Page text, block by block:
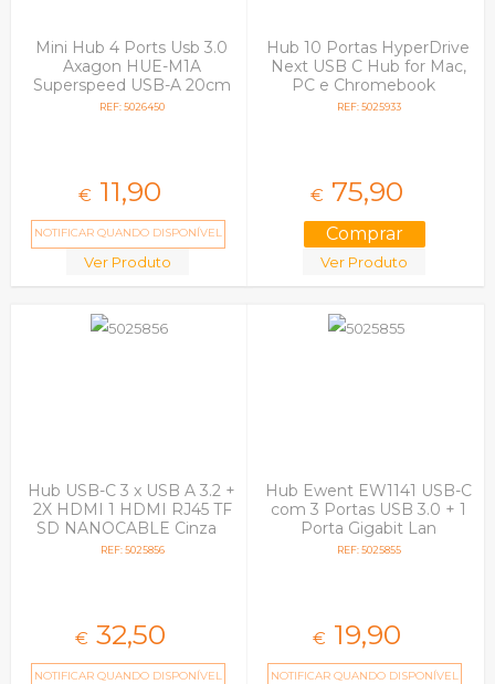
Mini Hub 4 Ports Usb 3.0
Axagon HUE-M1A
Superspeed USB-A 20cm
Preto
REF: 5026450
€ 11,90
NOTIFICAR QUANDO DISPONÍVEL
Ver Produto
Hub 10 Portas HyperDrive
Next USB C Hub for Mac,
PC e Chromebook
REF: 5025933
€ 75,90
Ver Produto
Hub USB-C 3 x USB A 3.2 +
2X HDMI 1 HDMI RJ45 TF
SD NANOCABLE Cinza
REF: 5025856
€ 32,50
NOTIFICAR QUANDO DISPONÍVEL
Hub Ewent EW1141 USB-C
com 3 Portas USB 3.0 + 1
Porta Gigabit Lan
Powered
REF: 5025855
€ 19,90
NOTIFICAR QUANDO DISPONÍVEL